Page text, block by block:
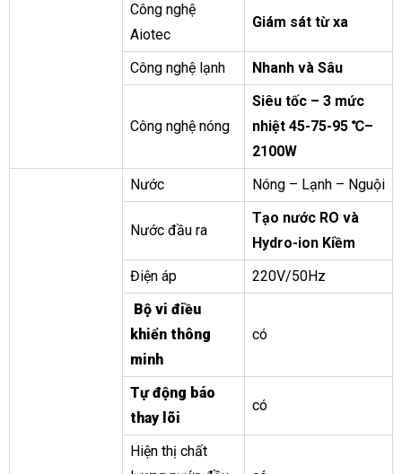
Công nghệ
Aiotec
Giám sát từ xa
Công nghệ lạnh Nhanh và Sâu
Công nghệ nóng
Siêu tốc – 3 mức
nhiệt 45-75-95 ℃–
2100W
Nước
Nóng – Lạnh – Nguội
Nước đầu ra
Tạo nước RO và
Hydro-ion Kiềm
Điện áp
220V/50Hz
Bộ vi điều
khiển thông
minh
có
Tự động báo
thay lõi
có
Hiện thị chất